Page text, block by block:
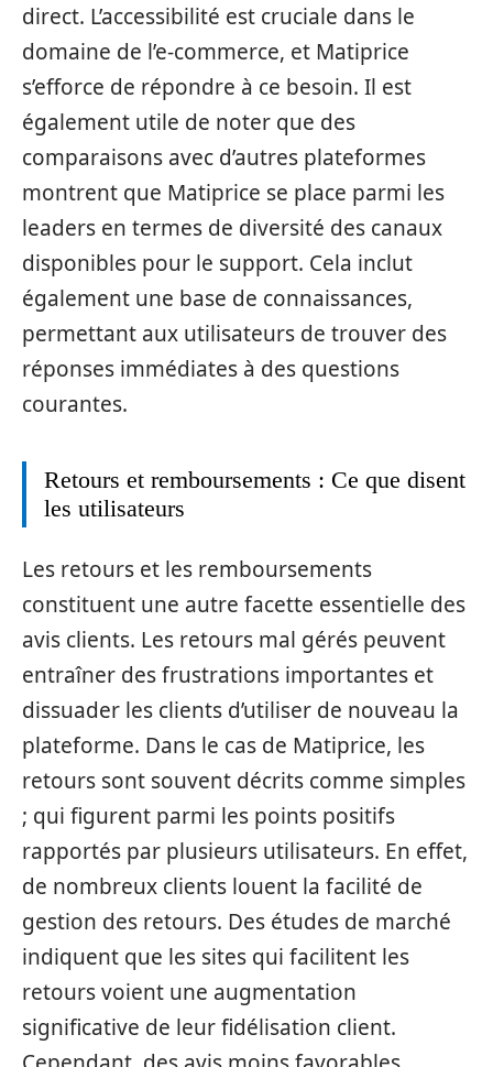
direct. L’accessibilité est cruciale dans le
domaine de l’e-commerce, et Matiprice
s’efforce de répondre à ce besoin. Il est
également utile de noter que des
comparaisons avec d’autres plateformes
montrent que Matiprice se place parmi les
leaders en termes de diversité des canaux
disponibles pour le support. Cela inclut
également une base de connaissances,
permettant aux utilisateurs de trouver des
réponses immédiates à des questions
courantes.
Retours et remboursements : Ce que disent
les utilisateurs
Les retours et les remboursements
constituent une autre facette essentielle des
avis clients. Les retours mal gérés peuvent
entraîner des frustrations importantes et
dissuader les clients d’utiliser de nouveau la
plateforme. Dans le cas de Matiprice, les
retours sont souvent décrits comme simples
; qui figurent parmi les points positifs
rapportés par plusieurs utilisateurs. En effet,
de nombreux clients louent la facilité de
gestion des retours. Des études de marché
indiquent que les sites qui facilitent les
retours voient une augmentation
significative de leur fidélisation client.